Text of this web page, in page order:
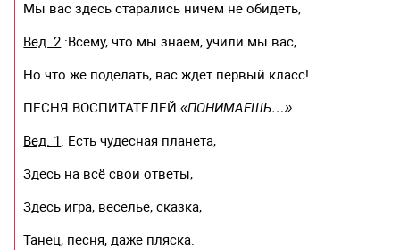
Мы вас здесь старались ничем не обидеть,
Вед. 2 :Всему, что мы знаем, учили мы вас,
Но что же поделать, вас ждет первый класс!
ПЕСНЯ ВОСПИТАТЕЛЕЙ«ПОНИМАЕШЬ…»
Вед. 1 . Есть чудесная планета,
Здесь на всё свои ответы,
Здесь игра, веселье, сказка,
Танец, песня, даже пляска.